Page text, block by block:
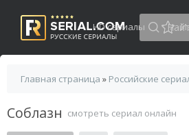
HD сериалы
Главная страница » Российские
Соблазн смотреть сериал онлайн